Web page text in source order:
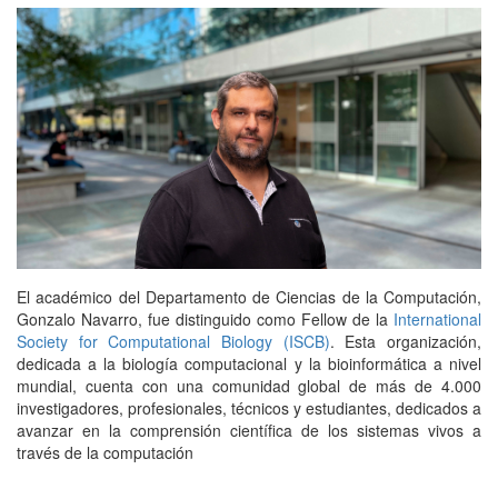
El académico del Departamento de Ciencias de la Computación,
Gonzalo Navarro, fue distinguido como Fellow de la International
Society for Computational Biology (ISCB). Esta organización,
dedicada a la biología computacional y la bioinformática a nivel
mundial, cuenta con una comunidad global de más de 4.000
investigadores, profesionales, técnicos y estudiantes, dedicados a
avanzar en la comprensión científica de los sistemas vivos a
través de la computación